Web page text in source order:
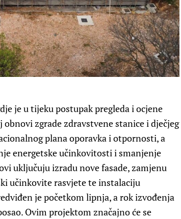
je u tijeku postupak pregleda i ocjene
zgrade zdravstvene stanice i dječjeg
plana oporavka i otpornosti, a
energetske učinkovitosti i smanjenje
uključuju izradu nove fasade, zamjenu
učinkovite rasvjete te instalaciju
je početkom lipnja, a rok izvođenja
Ovim projektom značajno će se